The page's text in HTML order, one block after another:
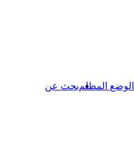
بحث عنالوضع المظلم